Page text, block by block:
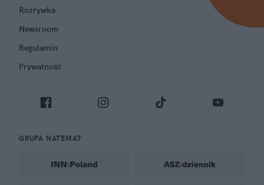
Rozrywka
Newsroom
Regulamin
Prywatność
GRUPA NATEMAT